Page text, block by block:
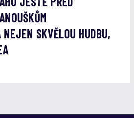
NEJEN SKVĚLOU HUDBU,